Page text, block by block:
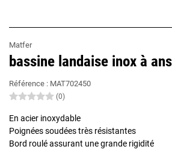
Matfer
bassine landaise inox à
Référence : MAT702450
(0)
En acier inoxydable
Poignées soudées très résistantes
Bord roulé assurant une grande rigidité